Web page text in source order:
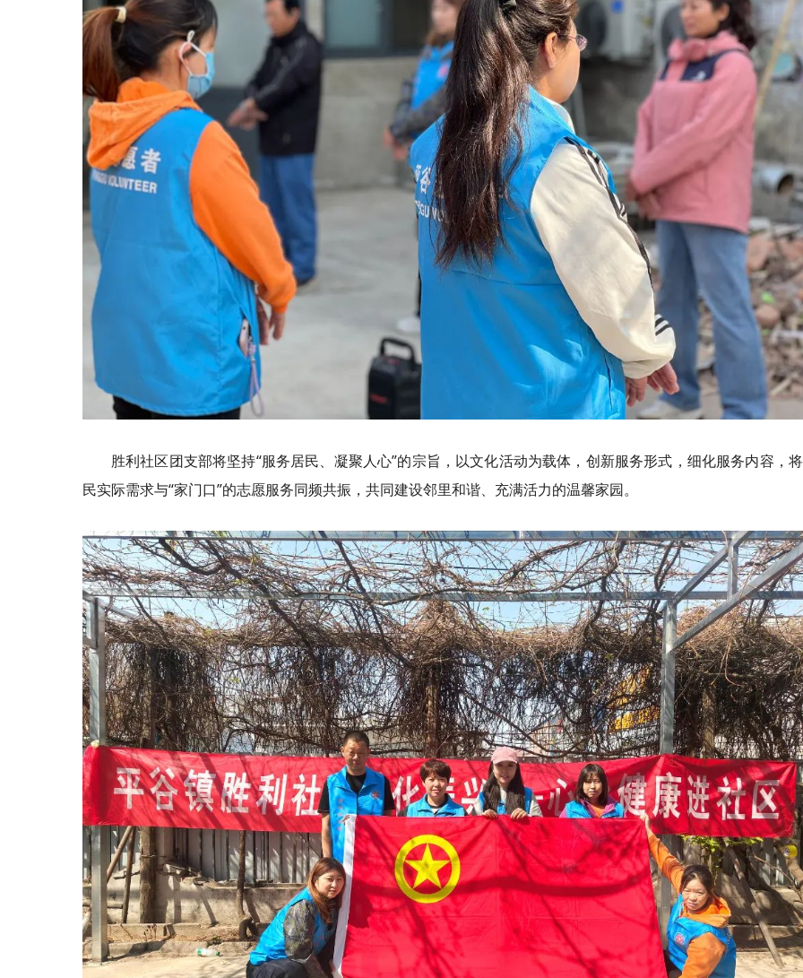
胜利社区团支部将坚持“服务居民、凝聚人心”的宗旨，以文化活动为载体，创新服务形式，细化服务内容，
民实际需求与“家门口”的志愿服务同频共振，共同建设邻里和谐、充满活力的温馨家园。